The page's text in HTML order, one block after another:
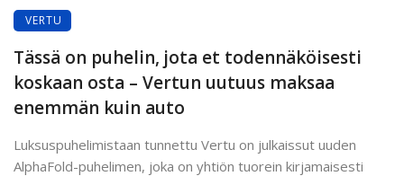
VERTU
Tässä on puhelin, jota et todennäköisesti
koskaan osta – Vertun uutuus maksaa
enemmän kuin auto
Luksuspuhelimistaan tunnettu Vertu on julkaissut uuden
AlphaFold-puhelimen, joka on yhtiön tuorein kirjamaisesti